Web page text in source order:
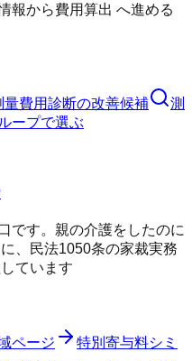
報から費用算出 へ進める
量費用診断の改善候補
測
ープで選ぶ
です。親の介護をしたのに
、民法1050条の家裁実務
ています
ページ
特別寄与料シミ